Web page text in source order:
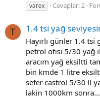
varex
Cevaplar: 2
T 1.4 tsi yağ
Hayırlı günler 1.4 tsi
petrol ofisi 5/30 yağ
aracım yağ eksiltti
bin kmde 1 litre
sefer castrol 5/30 ll
lakin 1000km sonra...